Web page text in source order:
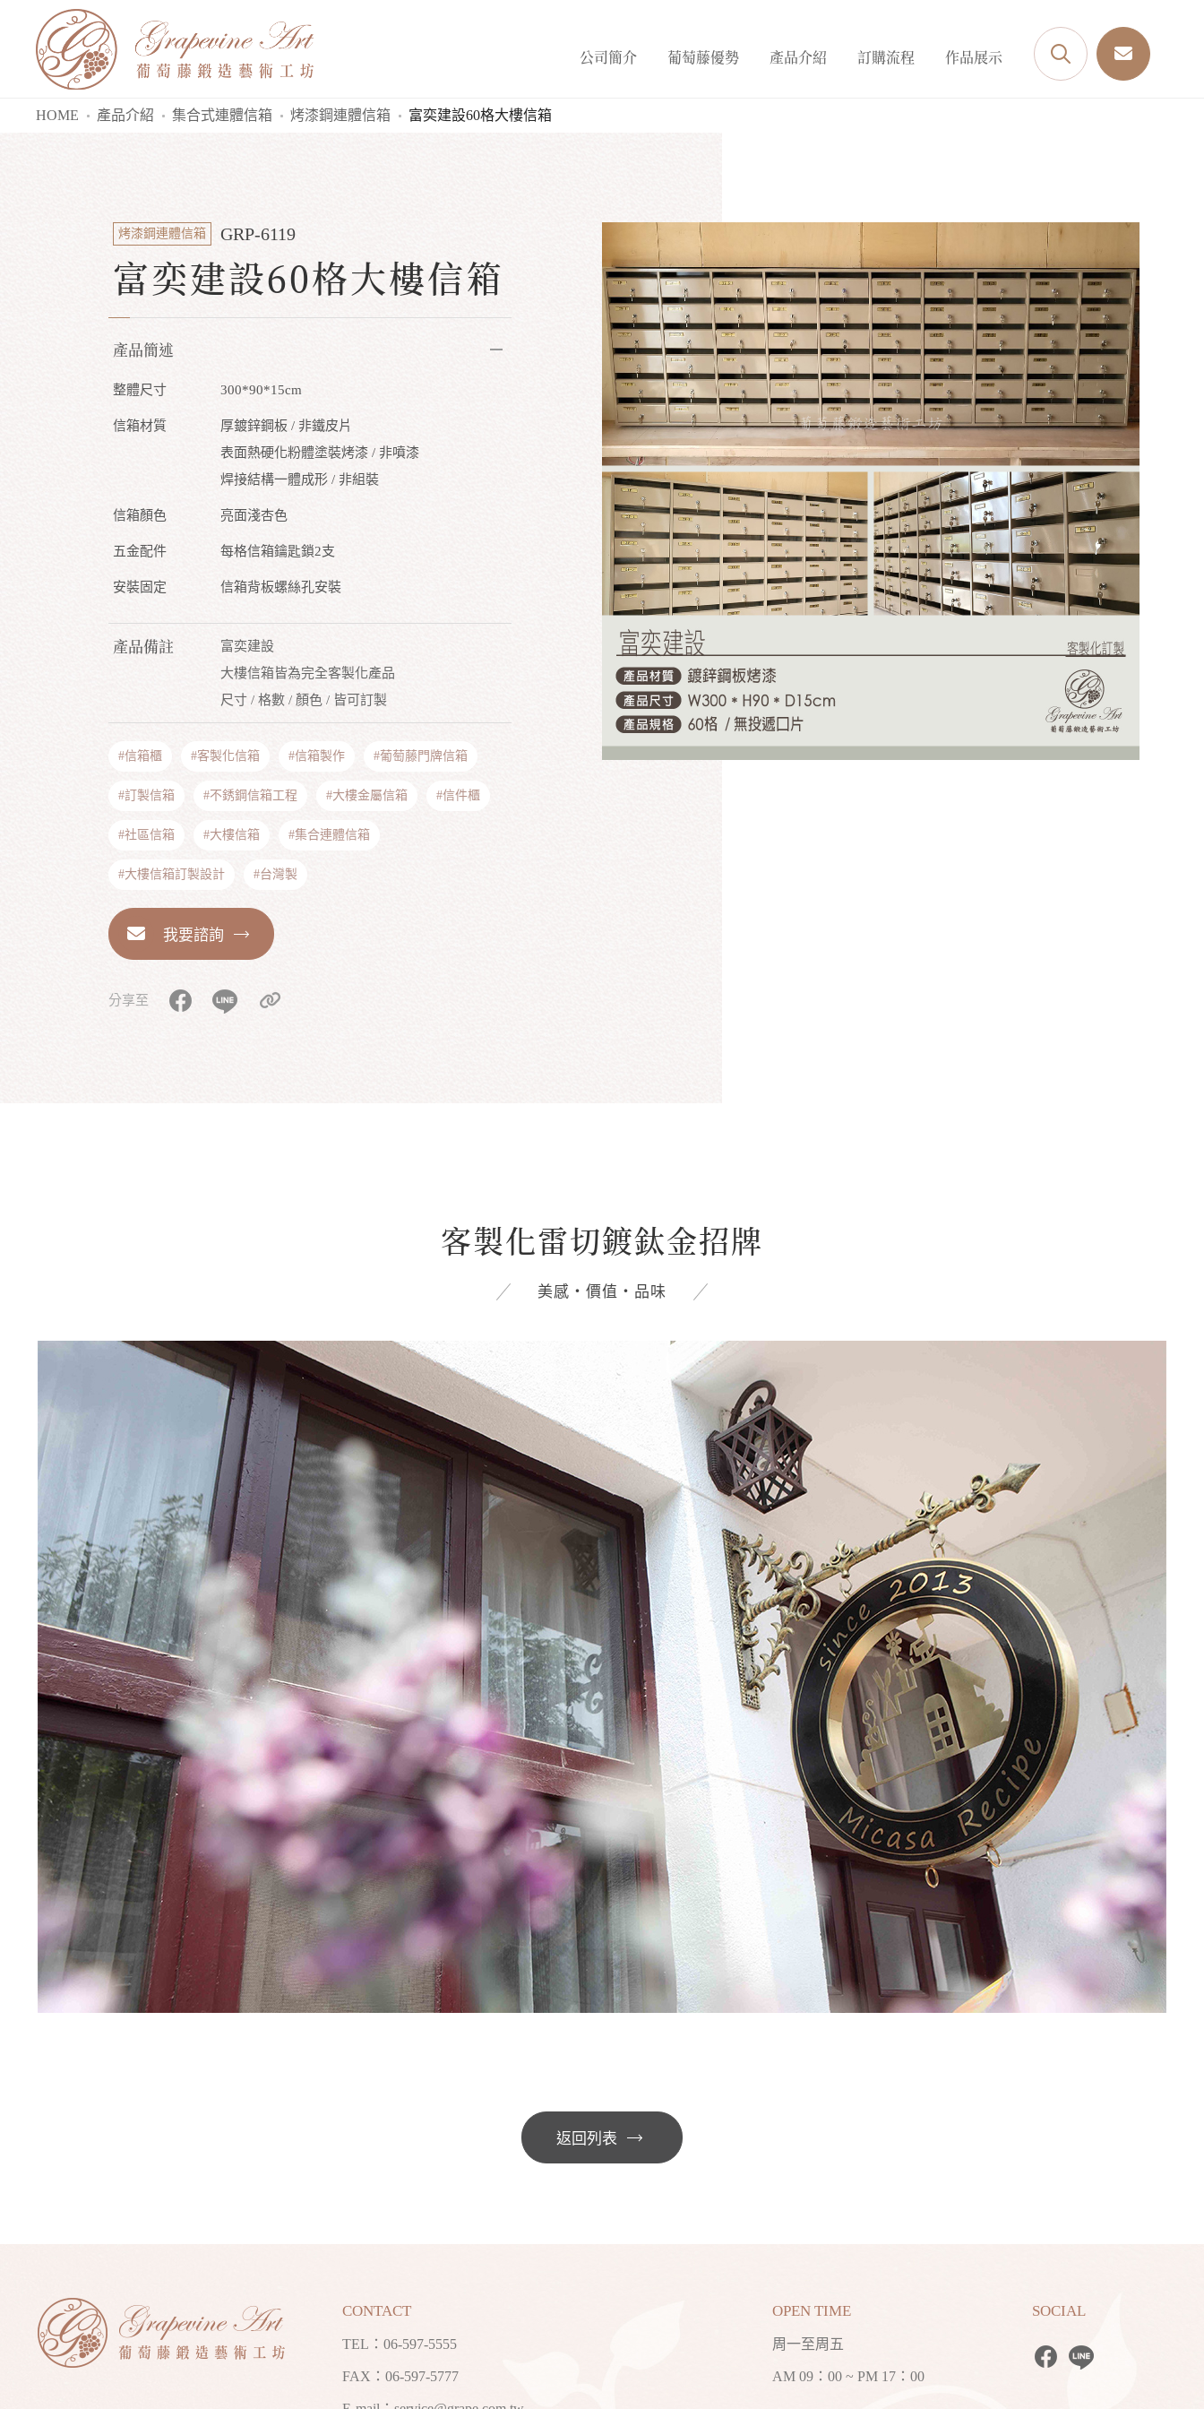
公司簡介 葡萄藤優勢 產品介紹 訂購流程 作品展示
HOME 產品介紹 集合式連體信箱 烤漆鋼連體信箱 富奕建設60格大樓信箱
烤漆鋼連體信箱 GRP-6119
富奕建設60格大樓信箱
產品簡述
整體尺寸 300*90*15cm
信箱材質
厚鍍鋅鋼板 / 非鐵皮片
表面熱硬化粉體塗裝烤漆 / 非噴漆
焊接結構一體成形 / 非組裝
信箱顏色 亮面淺杏色
五金配件 每格信箱鑰匙鎖2支
安裝固定 信箱背板螺絲孔安裝
產品備註
富奕建設
大樓信箱皆為完全客製化產品
尺寸 / 格數 / 顏色 / 皆可訂製
#信箱櫃 #客製化信箱 #信箱製作 #葡萄藤門牌信箱
#訂製信箱 #不銹鋼信箱工程 #大樓金屬信箱 #信件櫃
#社區信箱 #大樓信箱 #集合連體信箱
#大樓信箱訂製設計 #台灣製
我要諮詢
分享至
客製化雷切鍍鈦金招牌
美感‧價值‧品味
返回列表
CONTACT
TEL： 06-597-5555
FAX：06-597-5777
OPEN TIME
周一至周五
AM 09：00 ~ PM 17：00
SOCIAL